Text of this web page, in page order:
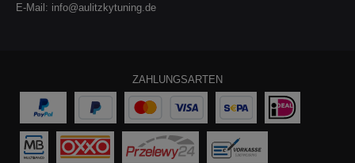
E-Mail: info@aulitzkytuning.de
ZAHLUNGSARTEN